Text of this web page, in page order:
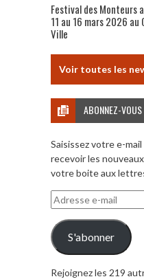
Festival des Monteurs
11 au 16 mars 2026
Ville
Voir toutes les
ABONNEZ-VOUS
Saisissez votre e-
recevoir les
votre boite aux
Adresse
e-
mail
S'abonner
Rejoignez les 219